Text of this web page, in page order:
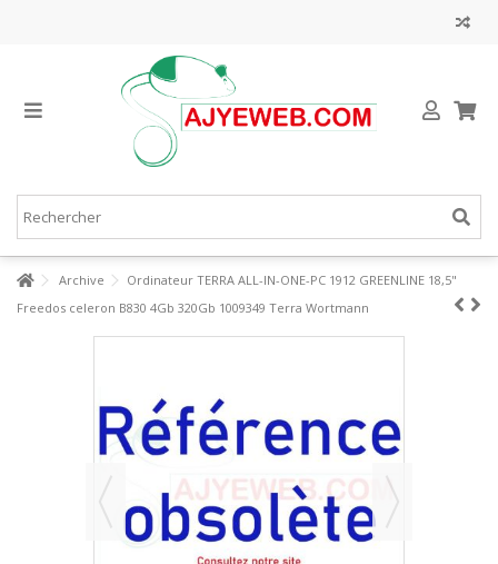
Archive
Ordinateur TERRA ALL-IN-ONE-PC 1912 GREENLINE 18,5"
Freedos celeron B830 4Gb 320Gb 1009349 Terra Wortmann